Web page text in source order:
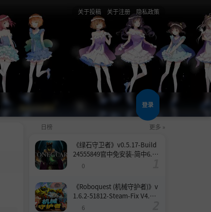
关于投稿 关于注册 隐私政策
登录
日榜 更多 »
《绿石守卫者》v0.5.17-Build
24555849官中免安装-简中6.6
0
《Roboquest (机械守护者)》v
1.6.2-51812-Steam-Fix V4.联
机版官中简体
6